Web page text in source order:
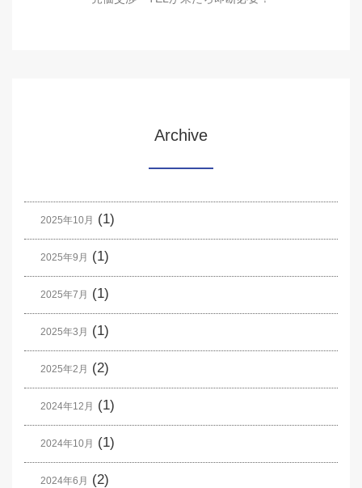
Archive
2025年10月 (1)
2025年9月 (1)
2025年7月 (1)
2025年3月 (1)
2025年2月 (2)
2024年12月 (1)
2024年10月 (1)
2024年6月 (2)